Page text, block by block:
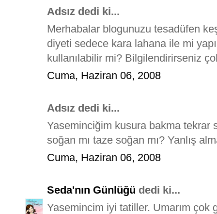
Adsız dedi ki...
Merhabalar blogunuzu tesadüfen
diyeti sedece kara lahana ile mi
kullanılabilir mi? Bilgilendirirseniz
Cuma, Haziran 06, 2008
Adsız dedi ki...
Yaseminciğim kusura bakma tekrar
soğan mı taze soğan mı? Yanlış
Cuma, Haziran 06, 2008
Seda'nın Günlüğü dedi ki...
Yasemincim iyi tatiller. Umarım